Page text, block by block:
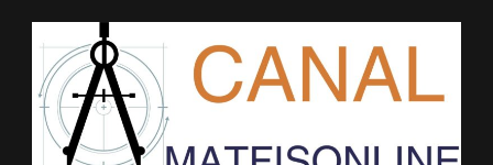
to
content